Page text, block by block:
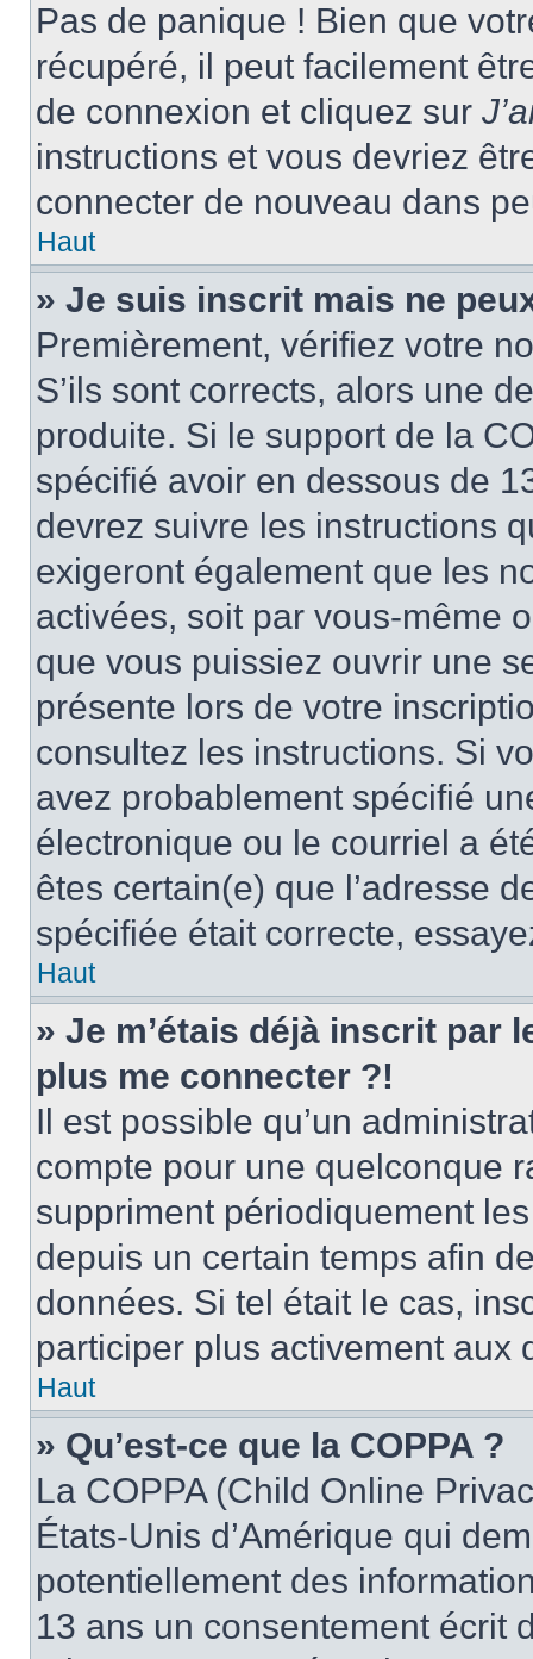
Pas de panique ! Bien que
récupéré, il peut facilement
de connexion et cliquez sur
instructions et vous devriez
connecter de nouveau dans
Haut
» Je suis inscrit mais ne
Premièrement, vérifiez votre
S’ils sont corrects, alors une
produite. Si le support de la
spécifié avoir en dessous de
devrez suivre les instructions
exigeront également que les
activées, soit par vous-même
que vous puissiez ouvrir une
présente lors de votre
consultez les instructions. Si
avez probablement spécifié
électronique ou le courriel a
êtes certain(e) que l’adresse
spécifiée était correcte,
Haut
» Je m’étais déjà inscrit par
plus me connecter ?!
Il est possible qu’un
compte pour une quelconque
suppriment périodiquement
depuis un certain temps afin
données. Si tel était le cas,
participer plus activement aux
Haut
» Qu’est-ce que la COPPA ?
La COPPA (Child Online
États-Unis d’Amérique qui
potentiellement des
13 ans un consentement écrit